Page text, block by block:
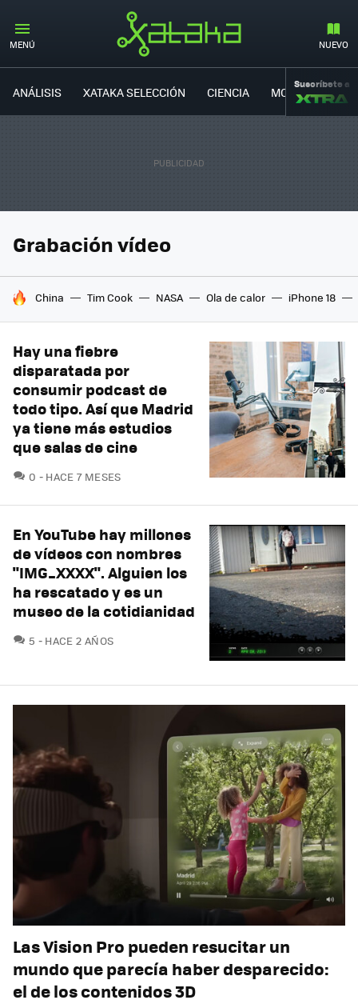
MENÚ NUEVO
ANÁLISIS XATAKA SELECCIÓN CIENCIA MOVILIDAD
Suscríbete a
Grabación vídeo
HOY SE HABLA DE
China Tim Cook NASA Ola de calor iPhone 18
Hay una fiebre
disparatada por
consumir podcast de
todo tipo. Así que Madrid
ya tiene más estudios
que salas de cine
0 COMENTARIOS
HACE 7 MESES
En YouTube hay millones
de vídeos con nombres
"IMG_XXXX". Alguien los
ha rescatado y es un
museo de la cotidianidad
5 COMENTARIOS
HACE 2 AÑOS
Las Vision Pro pueden resucitar un
mundo que parecía haber desparecido:
el de los contenidos 3D